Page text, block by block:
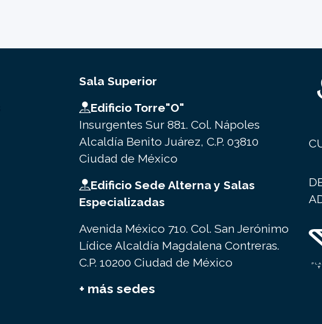
Sala Superior
Edificio Torre"O"
Insurgentes Sur 881. Col. Nápoles
Alcaldía Benito Juárez, C.P. 03810
Ciudad de México
Edificio Sede Alterna y Salas
Especializadas
Avenida México 710. Col. San Jerónimo
Lídice Alcaldía Magdalena Contreras.
C.P. 10200 Ciudad de México
+ más sedes